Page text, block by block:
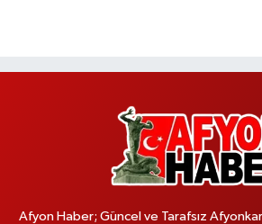
Afyon Haber; Güncel ve Tarafsız